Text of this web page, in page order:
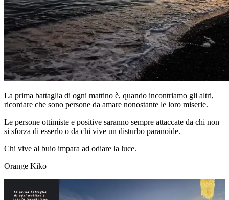
La prima battaglia di ogni mattino è, quando incontriamo gli altri,
ricordare che sono persone da amare nonostante le loro miserie.
Le persone ottimiste e positive saranno sempre attaccate da chi non
si sforza di esserlo o da chi vive un disturbo paranoide.
Chi vive al buio impara ad odiare la luce.
Orange Kiko